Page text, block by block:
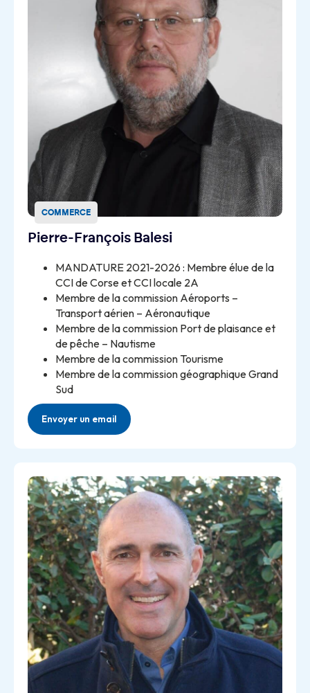
COMMERCE
Pierre-François Balesi
MANDATURE 2021-2026 : Membre élue de la
CCI de Corse et CCI locale 2A
Membre de la commission Aéroports –
Transport aérien – Aéronautique
Membre de la commission Port de plaisance et
de pêche – Nautisme
Membre de la commission Tourisme
Membre de la commission géographique Grand
Sud
Envoyer un email